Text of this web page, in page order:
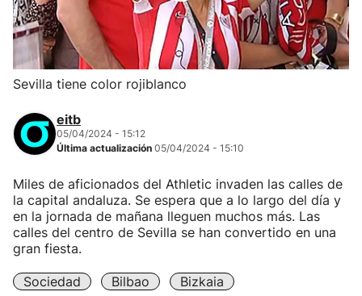
Sevilla tiene color rojiblanco
eitb
05/04/2024 - 15:12
Última actualización 05/04/2024 - 15:10
Miles de aficionados del Athletic invaden las calles de
la capital andaluza. Se espera que a lo largo del día y
en la jornada de mañana lleguen muchos más. Las
calles del centro de Sevilla se han convertido en una
gran fiesta.
Sociedad Bilbao
Bizkaia